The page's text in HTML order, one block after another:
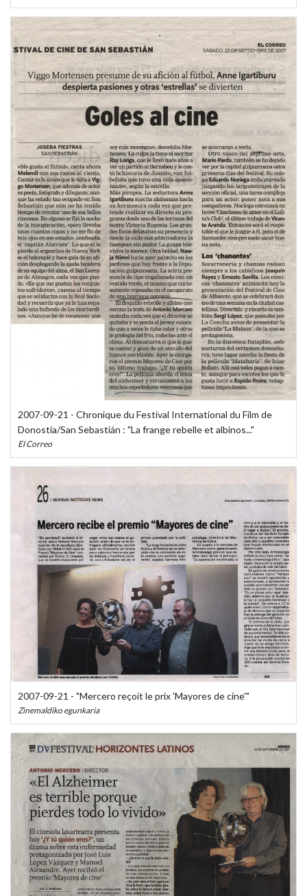
2007-09-21 - Chronique du Festival International du Film de
Donostia/San Sebastián : "La frange rebelle et albinos..."
El Correo
2007-09-21 - "Mercero reçoit le prix 'Mayores de cine'"
Zinemaldiko egunkaria